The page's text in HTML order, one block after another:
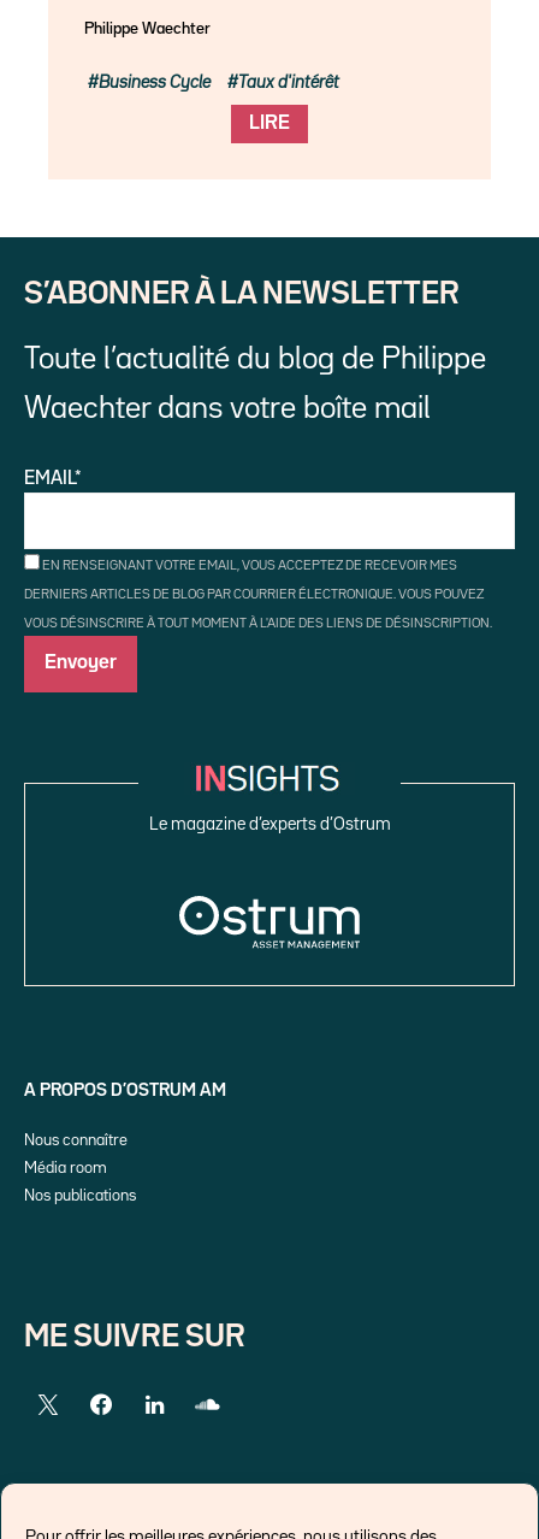
Philippe Waechter
LIRE
Business Cycle Taux d'intérêt
S’ABONNER À LA NEWSLETTER
Toute l’actualité du blog de Philippe
Waechter dans votre boîte mail
EMAIL*
EN RENSEIGNANT VOTRE EMAIL, VOUS ACCEPTEZ DE RECEVOIR MES
DERNIERS ARTICLES DE BLOG PAR COURRIER ÉLECTRONIQUE. VOUS POUVEZ
VOUS DÉSINSCRIRE À TOUT MOMENT À L'AIDE DES LIENS DE DÉSINSCRIPTION.
Le magazine d’experts d’Ostrum
A PROPOS D’OSTRUM AM
Nous connaître
Média room
Nos publications
ME SUIVRE SUR
LIENS EXTERNES